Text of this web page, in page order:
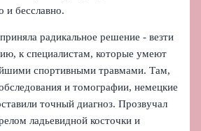
и бесславно.
радикальное решение - везти
к специалистам, которые умеют
спортивными травмами. Там,
и томографии, немецкие
точный диагноз. Прозвучал
ладьевидной косточки и